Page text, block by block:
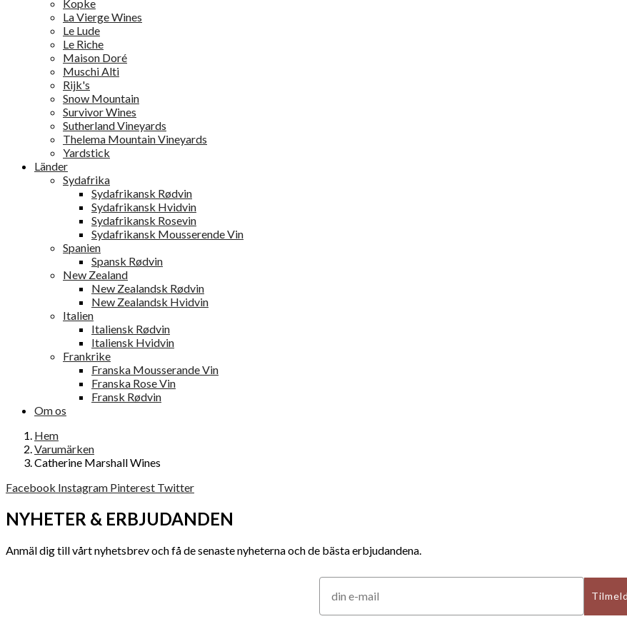
Kopke
La Vierge Wines
Le Lude
Le Riche
Maison Doré
Muschi Alti
Rijk's
Snow Mountain
Survivor Wines
Sutherland Vineyards
Thelema Mountain Vineyards
Yardstick
Länder
Sydafrika
Sydafrikansk Rødvin
Sydafrikansk Hvidvin
Sydafrikansk Rosevin
Sydafrikansk Mousserende Vin
Spanien
Spansk Rødvin
New Zealand
New Zealandsk Rødvin
New Zealandsk Hvidvin
Italien
Italiensk Rødvin
Italiensk Hvidvin
Frankrike
Franska Mousserande Vin
Franska Rose Vin
Fransk Rødvin
Om os
Hem
Varumärken
Catherine Marshall Wines
Facebook Instagram Pinterest Twitter
NYHETER & ERBJUDANDEN
Anmäl dig till vårt nyhetsbrev och få de senaste nyheterna och de bästa erbjudandena.
Tilmeld